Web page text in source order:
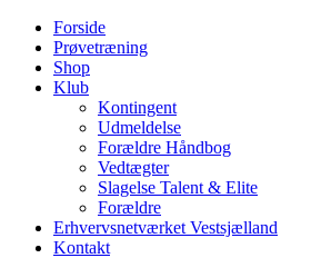
Forside
Prøvetræning
Shop
Klub
Kontingent
Udmeldelse
Forældre Håndbog
Vedtægter
Slagelse Talent & Elite
Forældre
Erhvervsnetværket Vestsjælland
Kontakt